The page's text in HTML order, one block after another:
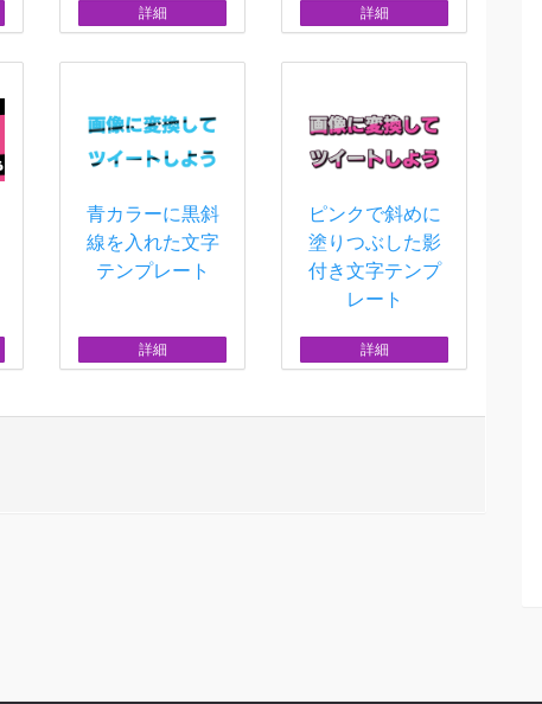
詳細 詳細
青カラーに黒斜
線を入れた文字
テンプレート
詳細
ピンクで斜めに
塗りつぶした影
付き文字テンプ
レート
詳細